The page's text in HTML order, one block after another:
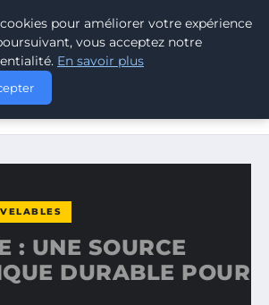
RENOUVELABLES
ÉNERGÉTIQUE DURABLE POUR
: UNE SOURCE
DURABLE POUR
pour améliorer votre expérience
vous acceptez notre
En savoir plus